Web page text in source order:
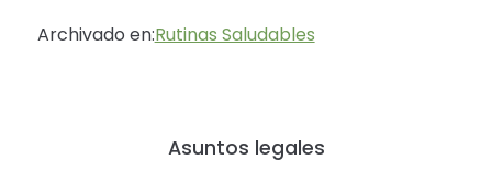
Archivado en:Rutinas Saludables
Asuntos legales